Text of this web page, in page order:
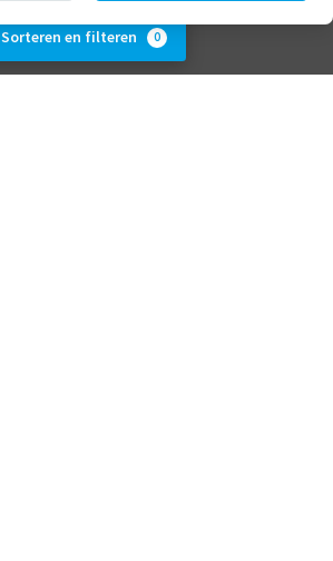
Sorteren en filteren 0